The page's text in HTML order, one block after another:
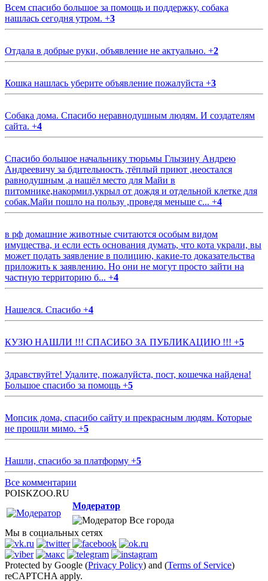
Всем спасибо большое за помощь и поддержку, собака
нашлась сегодня утром. +3
Отдала в добрые руки, объявление не актуально. +2
Кошка нашлась уберите объявление пожалуйста +3
Собака дома. Спасибо неравнодушным людям. И создателям
сайта. +4
Спасибо большое начальнику тюрьмы Глызину Андрею
Андреевичу за бдительность ,тёплый приют ,неостался
равнодушным ,а нашёл место для Майи в
питомнике,накормил,укрыл от дождя и отдельной клетке для
собак.Майи пошло на пользу ,проведя меньше с... +4
в рф домашние животные считаются особым видом
имущества, и если есть основания думать, что кота украли, вы
может подать заявление в полицию, какие-то доказательства
приложить к заявлению. Но они не могут просто зайти на
частную территорию б... +4
Нашелся. Спасибо +4
КУЗЮ НАШЛИ !!! СПАСИБО ЗА ПУБЛИКАЦИЮ !!! +5
Здравствуйте! Удалите, пожалуйста, пост, кошечка найдена!
Большое спасибо за помощь +5
Мопсик дома, спасибо сайту и прекрасным людям. Которые
не прошли мимо. +5
Нашли, спасибо за платформу +5
Все комментарии
POISKZOO.RU
Модератор
Все города
Мы в социальных сетях
Protected by Google (Privacy Policy) and (Terms of Service)
reCAPTCHA apply.